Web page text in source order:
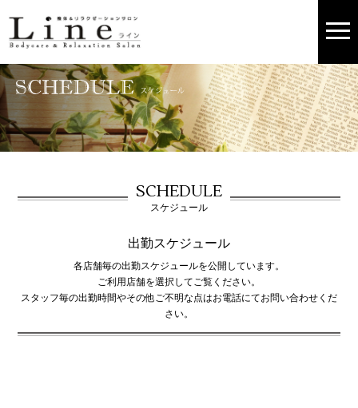
SCHEDULE
スケジュール
出勤スケジュール
各店舗毎の出勤スケジュールを公開しています。
ご利用店舗を選択してご覧ください。
スタッフ毎の出勤時間やその他ご不明な点はお電話にてお問い合わせくだ
さい。